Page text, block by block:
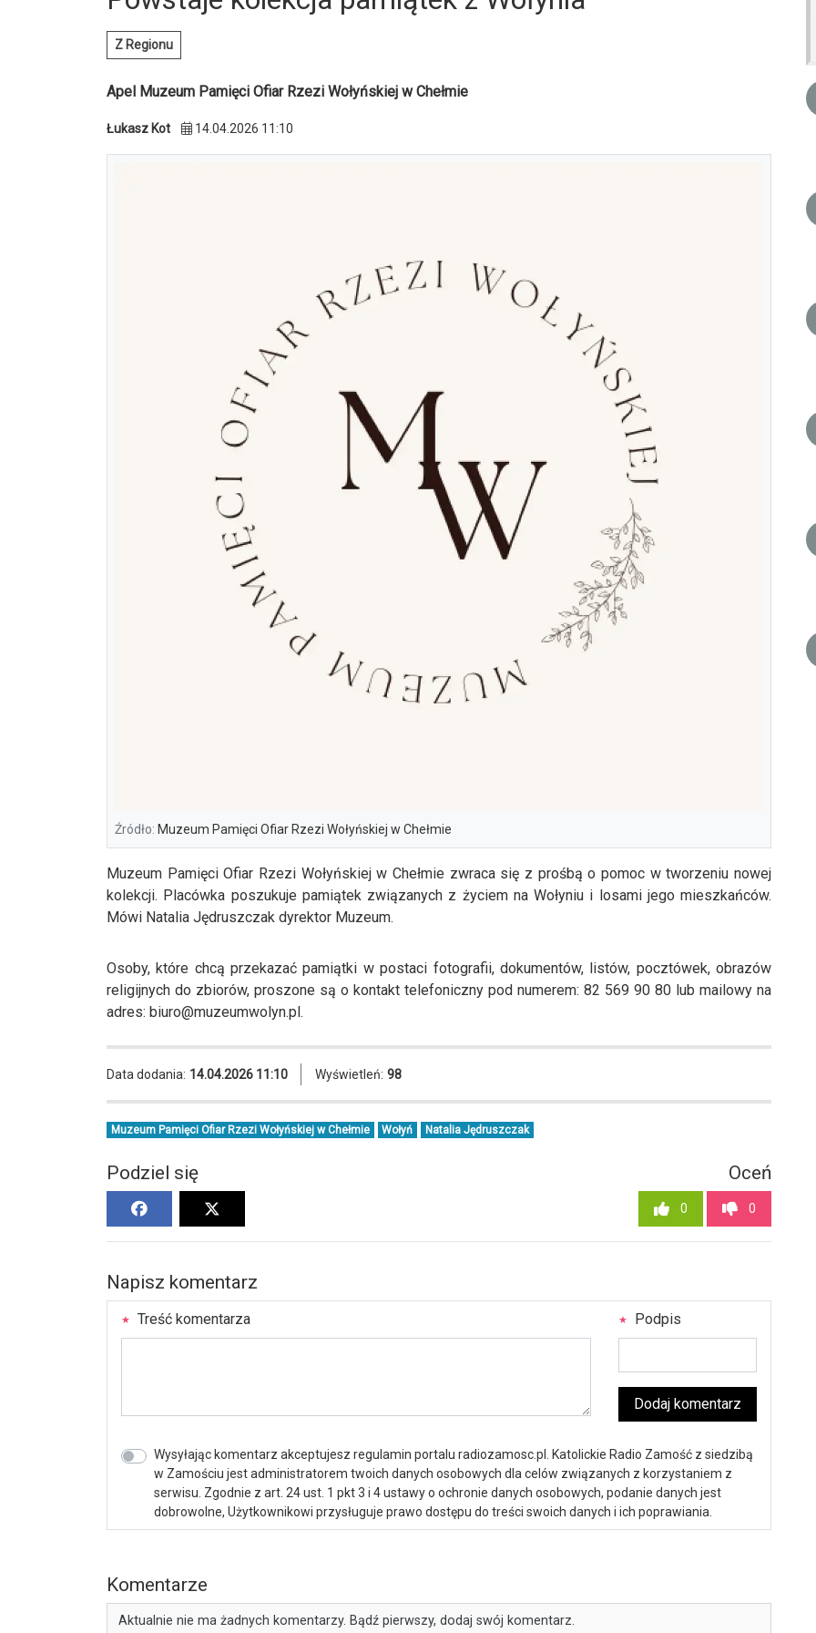
Z Regionu
Apel Muzeum Pamięci Ofiar Rzezi Wołyńskiej w Chełmie
Łukasz Kot 14.04.2026 11:10
Źródło: Muzeum Pamięci Ofiar Rzezi Wołyńskiej w Chełmie
Muzeum Pamięci Ofiar Rzezi Wołyńskiej w Chełmie zwraca się z prośbą o pomoc w tworzeniu nowej
kolekcji. Placówka poszukuje pamiątek związanych z życiem na Wołyniu i losami jego mieszkańców.
Mówi Natalia Jędruszczak dyrektor Muzeum.
Osoby, które chcą przekazać pamiątki w postaci fotografii, dokumentów, listów, pocztówek, obrazów
religijnych do zbiorów, proszone są o kontakt telefoniczny pod numerem: 82 569 90 80 lub mailowy na
adres: biuro@muzeumwolyn.pl .
Data dodania: 14.04.2026 11:10 Wyświetleń: 98
Muzeum Pamięci Ofiar Rzezi Wołyńskiej w Chełmie Wołyń Natalia Jędruszczak
Podziel się Oceń
0 0
Napisz komentarz
Treść komentarza Podpis
Dodaj komentarz
Wysyłając komentarz akceptujesz regulamin portalu radiozamosc.pl. Katolickie Radio Zamość z siedzibą
w Zamościu jest administratorem twoich danych osobowych dla celów związanych z korzystaniem z
serwisu. Zgodnie z art. 24 ust. 1 pkt 3 i 4 ustawy o ochronie danych osobowych, podanie danych jest
dobrowolne, Użytkownikowi przysługuje prawo dostępu do treści swoich danych i ich poprawiania.
Komentarze
Aktualnie nie ma żadnych komentarzy. Bądź pierwszy, dodaj swój komentarz.